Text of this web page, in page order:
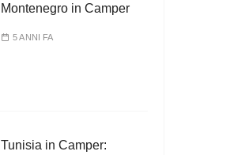
Montenegro in Camper
5 ANNI FA
Tunisia in Camper: